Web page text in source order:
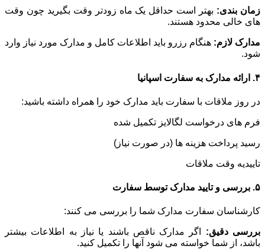
زمان بندی: بهتر است حداقل یک ماه زودتر وقت بگیرید چون وقت
های خالی محدود هستند.
مدارک لازم: هنگام رزرو باید اطلاعات کامل و مدارک مورد نیاز وارد
شود.
۴. ارائه مدارک به سفارت اسپانیا
در روز ملاقات با سفارت باید مدارک خود را همراه داشته باشید:
فرم های درخواست لگالایز تکمیل شده
رسید پرداخت هزینه ها (در صورت نیاز)
تاییدیه وقت ملاقات
۵. بررسی و تایید مدارک توسط سفارت
کارشناسان سفارت مدارک شما را بررسی می کنند:
بررسی دقیق: اگر مدارک ناقص باشند یا نیاز به اطلاعات بیشتر
باشد، از شما خواسته می شود آنها را تکمیل کنید.